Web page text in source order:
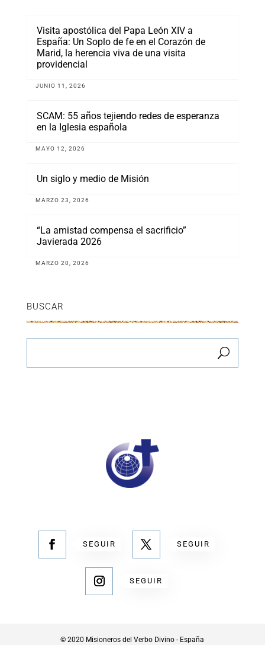
Visita apostólica del Papa León XIV a
España: Un Soplo de fe en el Corazón de
Marid, la herencia viva de una visita
providencial
JUNIO 11, 2026
SCAM: 55 años tejiendo redes de esperanza
en la Iglesia española
MAYO 12, 2026
Un siglo y medio de Misión
MARZO 23, 2026
“La amistad compensa el sacrificio”
Javierada 2026
MARZO 20, 2026
BUSCAR
SEGUIR SEGUIR
SEGUIR
© 2020 Misioneros del Verbo Divino - España